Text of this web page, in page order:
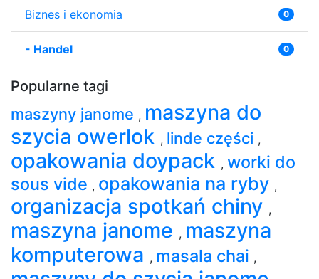
Biznes i ekonomia 0
- Handel 0
Popularne tagi
maszyny janome , maszyna do
szycia owerlok , linde części ,
opakowania doypack , worki do
sous vide , opakowania na ryby ,
organizacja spotkań chiny ,
maszyna janome , maszyna
komputerowa , masala chai ,